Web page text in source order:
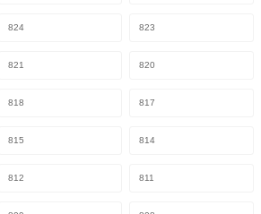
824 823
821 820
818 817
815 814
812 811